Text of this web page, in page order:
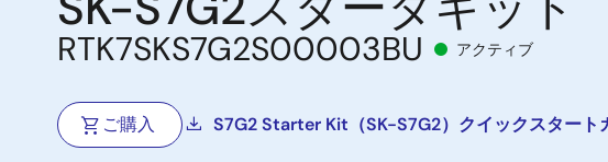
ン
く
ず
RTK7SKS7G2S00003BU アクティブ
ご購入 S7G2 Starter Kit（SK-S7G2）クイックスタート